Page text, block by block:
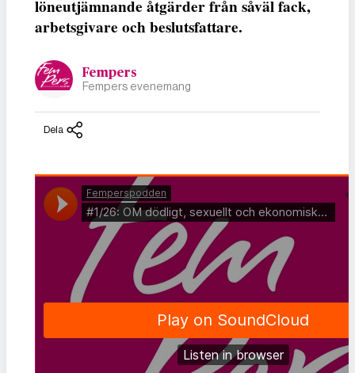
löneutjämnande åtgärder från såväl fack,
arbetsgivare och beslutsfattare.
Fempers
Fempers evenemang
Dela